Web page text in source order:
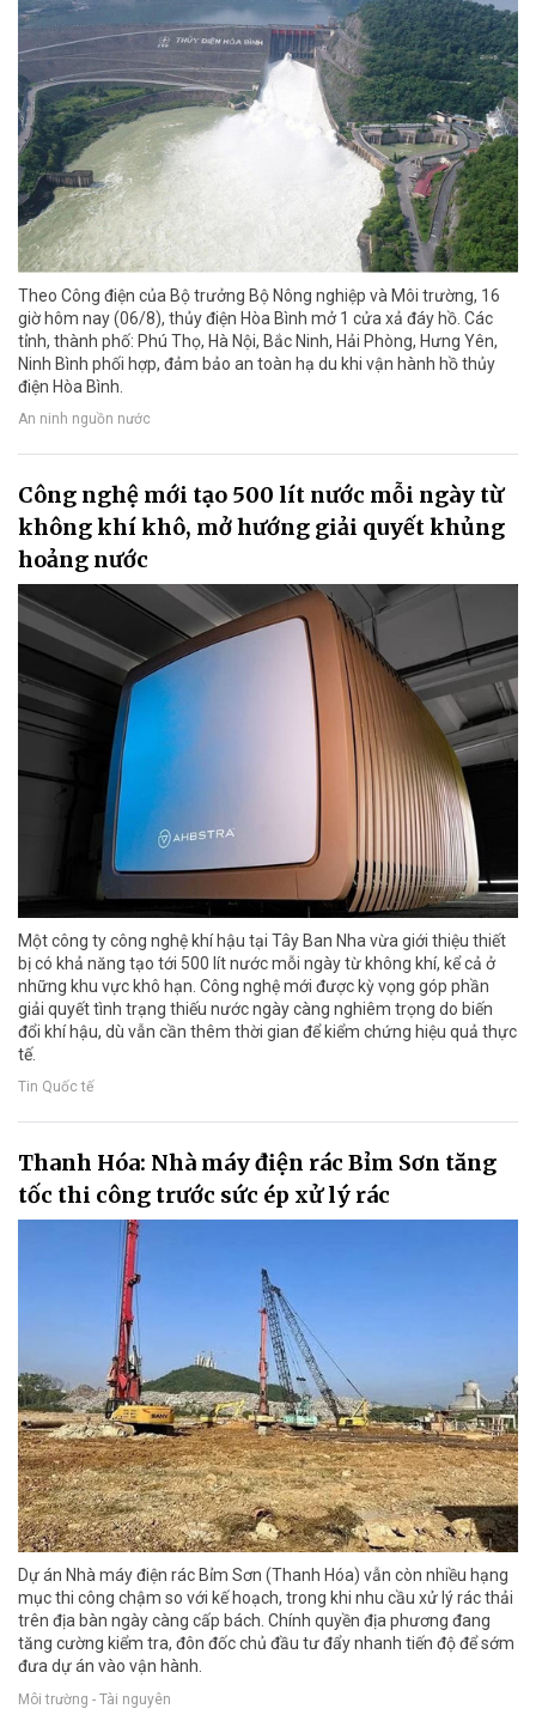
Theo Công điện của Bộ trưởng Bộ Nông nghiệp và Môi trường, 16
giờ hôm nay (06/8), thủy điện Hòa Bình mở 1 cửa xả đáy hồ. Các
tỉnh, thành phố: Phú Thọ, Hà Nội, Bắc Ninh, Hải Phòng, Hưng Yên,
Ninh Bình phối hợp, đảm bảo an toàn hạ du khi vận hành hồ thủy
điện Hòa Bình.
An ninh nguồn nước
Công nghệ mới tạo 500 lít nước mỗi ngày từ
không khí khô, mở hướng giải quyết khủng
hoảng nước
Một công ty công nghệ khí hậu tại Tây Ban Nha vừa giới thiệu thiết
bị có khả năng tạo tới 500 lít nước mỗi ngày từ không khí, kể cả ở
những khu vực khô hạn. Công nghệ mới được kỳ vọng góp phần
giải quyết tình trạng thiếu nước ngày càng nghiêm trọng do biến
đổi khí hậu, dù vẫn cần thêm thời gian để kiểm chứng hiệu quả thực
tế.
Tin Quốc tế
Thanh Hóa: Nhà máy điện rác Bỉm Sơn tăng
tốc thi công trước sức ép xử lý rác
Dự án Nhà máy điện rác Bỉm Sơn (Thanh Hóa) vẫn còn nhiều hạng
mục thi công chậm so với kế hoạch, trong khi nhu cầu xử lý rác thải
trên địa bàn ngày càng cấp bách. Chính quyền địa phương đang
tăng cường kiểm tra, đôn đốc chủ đầu tư đẩy nhanh tiến độ để sớm
đưa dự án vào vận hành.
Môi trường - Tài nguyên